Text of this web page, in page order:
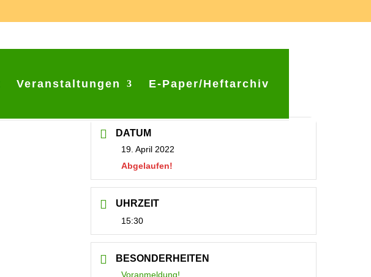
Veranstaltungen E-Paper/Heftarchiv
DATUM
19. April 2022
Abgelaufen!
UHRZEIT
15:30
BESONDERHEITEN
Voranmeldung!